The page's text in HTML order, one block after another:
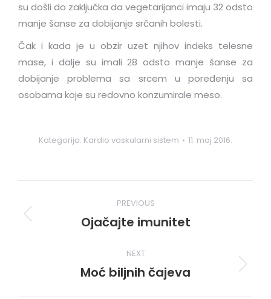
su došli do zaključka da vegetarijanci imaju 32 odsto
manje šanse za dobijanje srčanih bolesti.
Čak i kada je u obzir uzet njihov indeks telesne
mase, i dalje su imali 28 odsto manje šanse za
dobijanje problema sa srcem u poređenju sa
osobama koje su redovno konzumirale meso.
Kategorija: Kardio vaskularni sistem 11. maj 2016.
navigation
PREVIOUS
Previous
Ojačajte imunitet
NEXT
Next
Moć biljnih čajeva